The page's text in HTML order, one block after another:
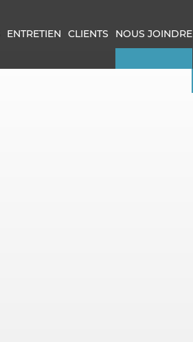
ENTRETIEN CLIENTS NOUS JOINDRE